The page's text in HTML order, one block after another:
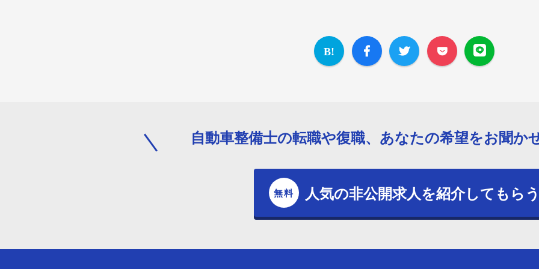
自動車整備士の転職や復職、あなたの希望をお聞か
人気の非公開求人を紹介してもらう